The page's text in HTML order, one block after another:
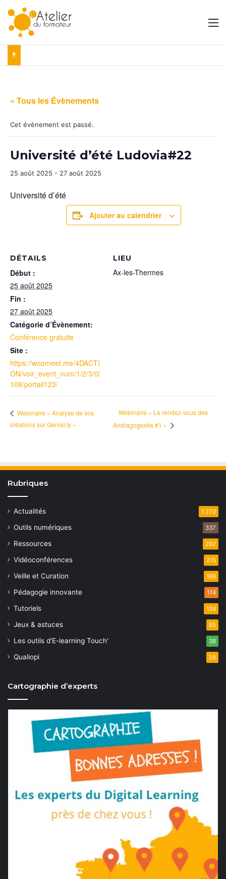
« Tous les Évènements
Cet évènement est passé.
Université d’été Ludovia#22
25 août 2025 - 27 août 2025
Université d’été
Ajouter au calendrier
DÉTAILS
Début :
25 août 2025
Fin :
27 août 2025
Catégorie d’Évènement:
Conférence gratuite
Site :
https://woomeet.me/4DACTI
ON/voir_event_num/1/2/3/0/
108/portail123/
LIEU
Ax-les-Thermes
Webinaire « Analyse de vos
créations sur Genial.ly »
Webinaire « Le rendez-vous des
Andragogeeks #1 »
Rubriques
Actualités 1 270
Outils numériques 337
Ressources 292
Vidéoconférences 215
Veille et Curation 199
Pédagogie innovante 174
Tutoriels 134
Jeux & astuces 85
Les outils d'E-learning Touch' 38
Qualiopi 28
Cartographie d’experts